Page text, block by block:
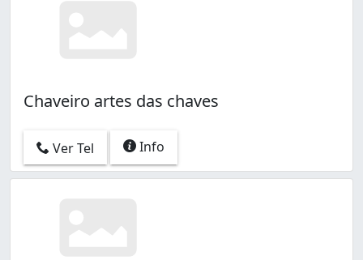
Chaveiro artes das chaves
Ver Tel Info